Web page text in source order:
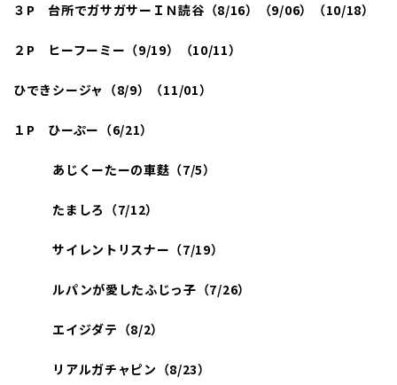
３P 台所でガサガサーＩＮ読谷（8/16）（9/06）（10/18）
２P ヒーフーミー（9/19）（10/11）
ひできシージャ（8/9）（11/01）
１P ひーぷー（6/21）
あじくーたーの車麩（7/5）
たましろ（7/12）
サイレントリスナー（7/19）
ルパンが愛したふじっ子（7/26）
エイジダテ（8/2）
リアルガチャピン（8/23）